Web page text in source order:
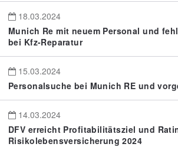
18.03.2024
Munich Re mit neuem Personal und
bei Kfz-Reparatur
15.03.2024
Personalsuche bei Munich RE und
14.03.2024
DFV erreicht Profitabilitätsziel und
Risikolebensversicherung 2024